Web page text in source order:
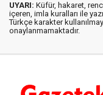
UYARI: Küfür, hakaret,
içeren, imla kuralları ile
Türkçe karakter
onaylanmamaktadır.